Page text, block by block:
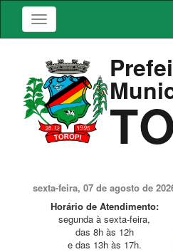
sexta-feira, 07 de agosto de
Horário de Atendimento:
segunda à sexta-feira,
das 8h às 12h
e das 13h às 17h.